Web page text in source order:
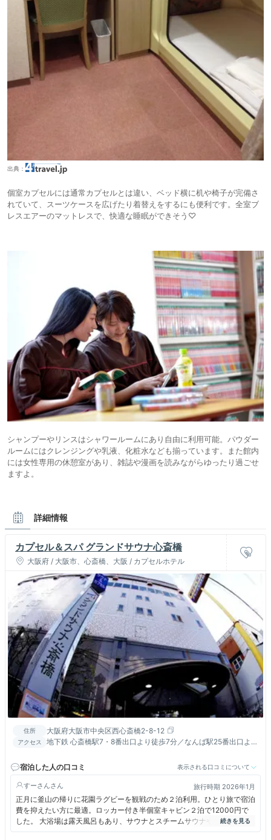
出典：
個室カプセルには通常カプセルとは違い、ベッド横に机や椅子が完備さ
れていて、スーツケースを広げたり着替えをするにも便利です。全室ブ
レスエアーのマットレスで、快適な睡眠ができそう♡
シャンプーやリンスはシャワールームにあり自由に利用可能。パウダー
ルームにはクレンジングや乳液、化粧水なども揃っています。また館内
には女性専用の休憩室があり、雑誌や漫画を読みながらゆったり過ごせ
ますよ。
詳細情報
カプセル＆スパ グランドサウナ心斎橋
大阪府 / 大阪市、心斎橋、大阪 / カプセルホテル
住所 大阪府大阪市中央区西心斎橋2-8-12
アクセス
地下鉄 心斎橋駅7・8番出口より徒歩7分／なんば駅25番出口より
宿泊した人の口コミ
表示される口コミについて
すーさん 旅行時期 2026年1月
正月に釜山の帰りに花園ラグビーを観戦のため２泊利用。ひとり旅で宿泊
費を抑えたい方に最適。ロッカー付き半個室キャビン２泊で12000円で
した。 大浴場は露天風呂もあり、サウナとスチームサウナや塩サウナも
ロウリュウもあり、若者の日帰り利用が多い。 レストランも、食事もお